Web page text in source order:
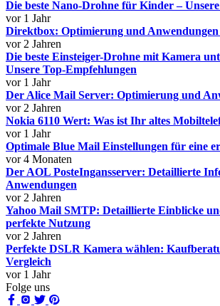
Die beste Nano-Drohne für Kinder –
vor 1 Jahr
Direktbox: Optimierung und
vor 2 Jahren
Die beste Einsteiger-Drohne mit Kamera
Unsere Top-Empfehlungen
vor 1 Jahr
Der Alice Mail Server: Optimierung und
vor 2 Jahren
Nokia 6110 Wert: Was ist Ihr altes
vor 1 Jahr
Optimale Blue Mail Einstellungen für eine
vor 4 Monaten
Der AOL PosteIngansserver: Detaillierte
Anwendungen
vor 2 Jahren
Yahoo Mail SMTP: Detaillierte Einblicke
perfekte Nutzung
vor 2 Jahren
Perfekte DSLR Kamera wählen:
Vergleich
vor 1 Jahr
Folge uns